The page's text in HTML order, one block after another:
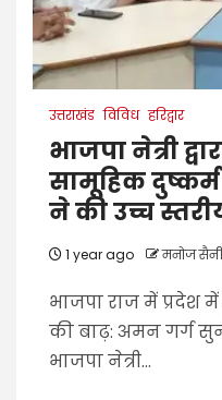
उत्तराखंड विविध हरिद्वार
भाजपा नेत्री
सामूहिक
ने की उच्च
1 year ago मनोज सैनी
भाजपा राज में प्रदेश
की बाढ़: अमन गर्ग
भाजपा नेत्री...